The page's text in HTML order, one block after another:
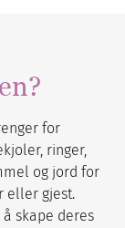
for
ringer,
og jord for
eller gjest.
skape deres